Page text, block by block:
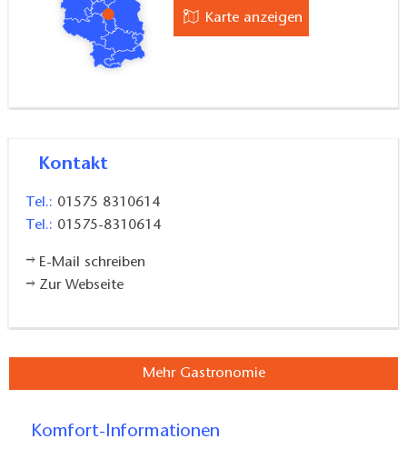
Karte anzeigen
Kontakt
Tel.: 01575 8310614
Tel.: 01575-8310614
E-Mail schreiben
Zur Webseite
Mehr Gastronomie
Komfort-Informationen